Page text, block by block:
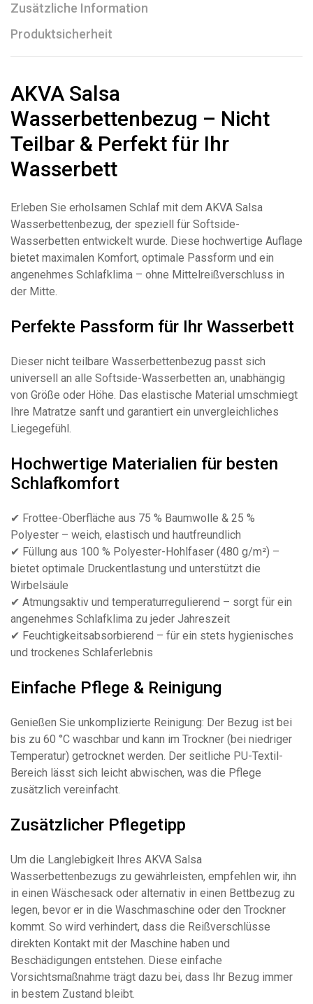
Zusätzliche Information
Produktsicherheit
AKVA Salsa
Wasserbettenbezug – Nicht
Teilbar & Perfekt für Ihr
Wasserbett
Erleben Sie erholsamen Schlaf mit dem AKVA Salsa
Wasserbettenbezug, der speziell für Softside-
Wasserbetten entwickelt wurde. Diese hochwertige Auflage
bietet maximalen Komfort, optimale Passform und ein
angenehmes Schlafklima – ohne Mittelreißverschluss in
der Mitte.
Perfekte Passform für Ihr Wasserbett
Dieser nicht teilbare Wasserbettenbezug passt sich
universell an alle Softside-Wasserbetten an, unabhängig
von Größe oder Höhe. Das elastische Material umschmiegt
Ihre Matratze sanft und garantiert ein unvergleichliches
Liegegefühl.
Hochwertige Materialien für besten
Schlafkomfort
✔ Frottee-Oberfläche aus 75 % Baumwolle & 25 %
Polyester – weich, elastisch und hautfreundlich
✔ Füllung aus 100 % Polyester-Hohlfaser (480 g/m²) –
bietet optimale Druckentlastung und unterstützt die
Wirbelsäule
✔ Atmungsaktiv und temperaturregulierend – sorgt für ein
angenehmes Schlafklima zu jeder Jahreszeit
✔ Feuchtigkeitsabsorbierend – für ein stets hygienisches
und trockenes Schlaferlebnis
Einfache Pflege & Reinigung
Genießen Sie unkomplizierte Reinigung: Der Bezug ist bei
bis zu 60 °C waschbar und kann im Trockner (bei niedriger
Temperatur) getrocknet werden. Der seitliche PU-Textil-
Bereich lässt sich leicht abwischen, was die Pflege
zusätzlich vereinfacht.
Zusätzlicher Pflegetipp
Um die Langlebigkeit Ihres AKVA Salsa
Wasserbettenbezugs zu gewährleisten, empfehlen wir, ihn
in einen Wäschesack oder alternativ in einen Bettbezug zu
legen, bevor er in die Waschmaschine oder den Trockner
kommt. So wird verhindert, dass die Reißverschlüsse
direkten Kontakt mit der Maschine haben und
Beschädigungen entstehen. Diese einfache
Vorsichtsmaßnahme trägt dazu bei, dass Ihr Bezug immer
in bestem Zustand bleibt.